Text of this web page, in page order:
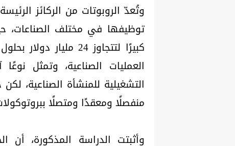
وتُعدّ الروبوتات من الركائز
توظيفها في مختلف الصناعات،
العمليات الصناعية، وتمثل
التشغيلية للمنشأة الصناعية،
منفصلًا ومعقدًا ومتصلًا